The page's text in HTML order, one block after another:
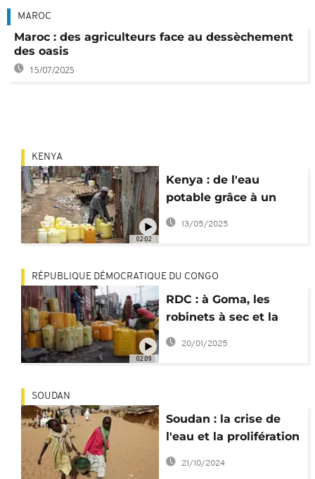
MAROC
Maroc : des agriculteurs face au dessèchement
des oasis
15/07/2025
02:02
KENYA
Kenya : de l'eau
potable grâce à un
système aérien
d'adduction
13/05/2025
02:09
RÉPUBLIQUE DÉMOCRATIQUE DU CONGO
RDC : à Goma, les
robinets à sec et la
soif d'une ville à la
dérive
20/01/2025
SOUDAN
Soudan : la crise de
l'eau et la prolifération
des maladies
hydriques
21/10/2024